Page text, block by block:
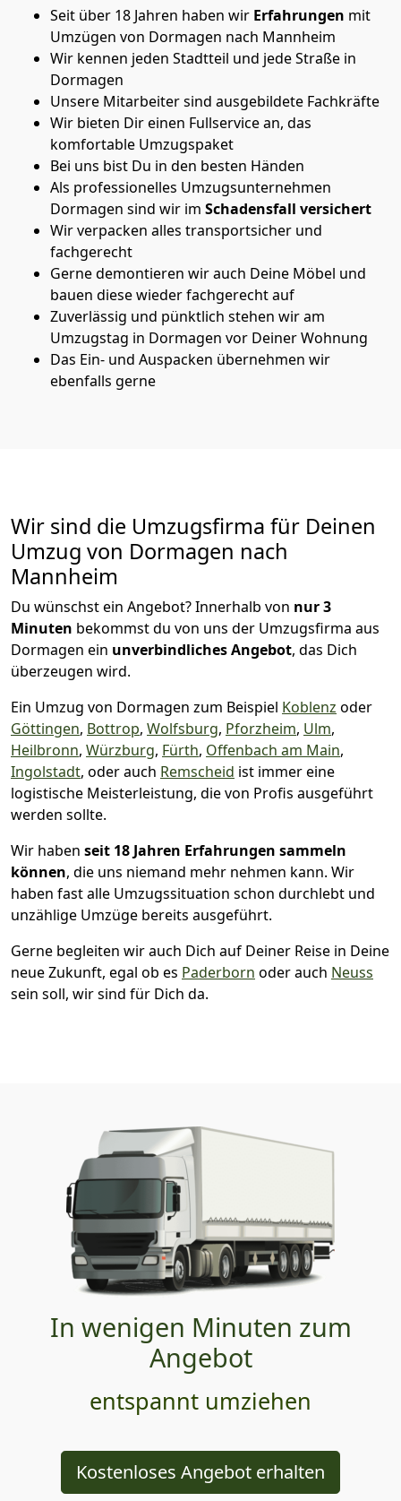
Seit über 18 Jahren haben wir Erfahrungen mit
Umzügen von Dormagen nach Mannheim
Wir kennen jeden Stadtteil und jede Straße in
Dormagen
Unsere Mitarbeiter sind ausgebildete Fachkräfte
Wir bieten Dir einen Fullservice an, das
komfortable Umzugspaket
Bei uns bist Du in den besten Händen
Als professionelles Umzugsunternehmen
Dormagen sind wir im Schadensfall versichert
Wir verpacken alles transportsicher und
fachgerecht
Gerne demontieren wir auch Deine Möbel und
bauen diese wieder fachgerecht auf
Zuverlässig und pünktlich stehen wir am
Umzugstag in Dormagen vor Deiner Wohnung
Das Ein- und Auspacken übernehmen wir
ebenfalls gerne
Wir sind die Umzugsfirma für Deinen
Umzug von Dormagen nach
Mannheim
Du wünschst ein Angebot? Innerhalb von nur 3
Minuten bekommst du von uns der Umzugsfirma aus
Dormagen ein unverbindliches Angebot, das Dich
überzeugen wird.
Ein Umzug von Dormagen zum Beispiel Koblenz oder
Göttingen, Bottrop, Wolfsburg, Pforzheim, Ulm,
Heilbronn, Würzburg, Fürth, Offenbach am Main,
Ingolstadt, oder auch Remscheid ist immer eine
logistische Meisterleistung, die von Profis ausgeführt
werden sollte.
Wir haben seit 18 Jahren Erfahrungen sammeln
können, die uns niemand mehr nehmen kann. Wir
haben fast alle Umzugssituation schon durchlebt und
unzählige Umzüge bereits ausgeführt.
Gerne begleiten wir auch Dich auf Deiner Reise in Deine
neue Zukunft, egal ob es Paderborn oder auch Neuss
sein soll, wir sind für Dich da.
In wenigen Minuten zum
Angebot
entspannt umziehen
Kostenloses Angebot erhalten